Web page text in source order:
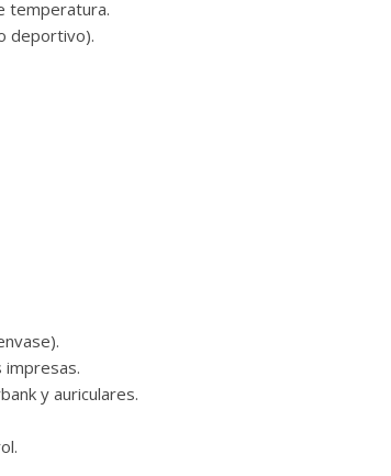
temperatura.
deportivo).
y auriculares.